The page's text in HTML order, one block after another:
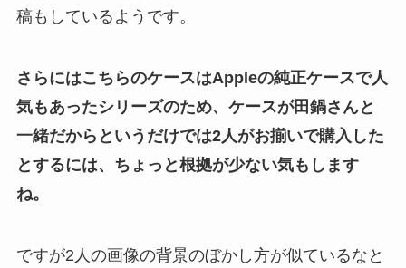
稿もしているようです。
さらにはこちらのケースはAppleの純正ケースで人
気もあったシリーズのため、ケースが田鍋さんと
一緒だからというだけでは2人がお揃いで購入した
とするには、ちょっと根拠が少ない気もします
ね。
ですが2人の画像の背景のぼかし方が似ているなと